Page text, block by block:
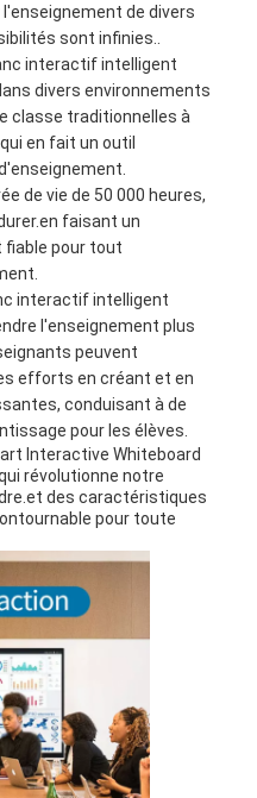
de divers
sont infinies..
interactif intelligent
divers environnements
classe traditionnelles à
en fait un outil
de vie de 50 000 heures,
faisant un
pour tout
interactif intelligent
l'enseignement plus
peuvent
efforts en créant et en
conduisant à de
pour les élèves.
Interactive Whiteboard
révolutionne notre
des caractéristiques
pour toute